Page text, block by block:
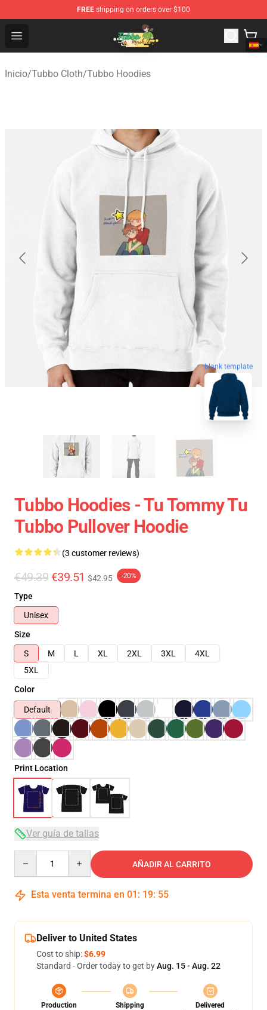
FREE shipping on orders over $100
Open menu
Tubbo Store - Official Tubbo Merchandise Shop
Inicio/Tubbo Cloth/Tubbo Hoodies
blank template
Tubbo Hoodies - Tu Tommy Tu
Tubbo Pullover Hoodie
(3 customer reviews)
€49.39 €39.51 $42.95 -20%
Type
Unisex
Size
S
M L XL 2XL 3XL
4XL
5XL
Color
Default
Print Location
Ver guía de tallas
AÑADIR AL CARRITO
Esta venta termina en 01 : 19: 54
Deliver to United States
Cost to ship:$6.99
Standard - Order today to get byAug. 15 - Aug. 22
Production
Shipping
Delivered